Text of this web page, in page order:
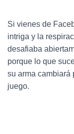
Si vienes de
intriga y la
desafiaba
porque lo que
su arma cambiará
juego.